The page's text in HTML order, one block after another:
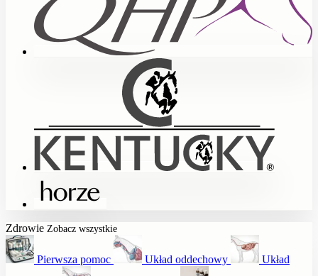
Zdrowie Zobacz wszystkie
Pierwsza pomoc Układ oddechowy Układ